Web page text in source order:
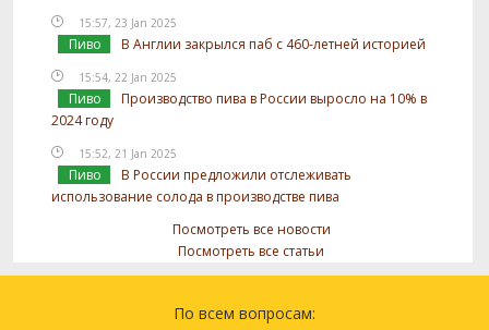
15:57, 23 Jan 2025
Пиво В Англии закрылся паб с 460-летней историей
15:54, 22 Jan 2025
Пиво
Производство пива в России выросло на 10% в
2024 году
15:52, 21 Jan 2025
Пиво
В России предложили отслеживать
использование солода в производстве пива
Посмотреть все новости
Посмотреть все статьи
По всем вопросам: